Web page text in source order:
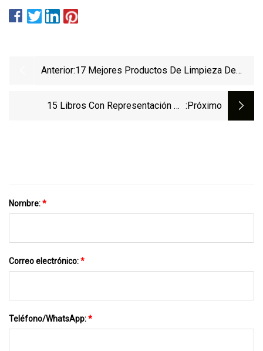
Anterior:17 Mejores Productos De Limpieza De
15 Libros Con Representación De :próximo
Nombre:*
Correo electrónico:*
Teléfono/WhatsApp:*